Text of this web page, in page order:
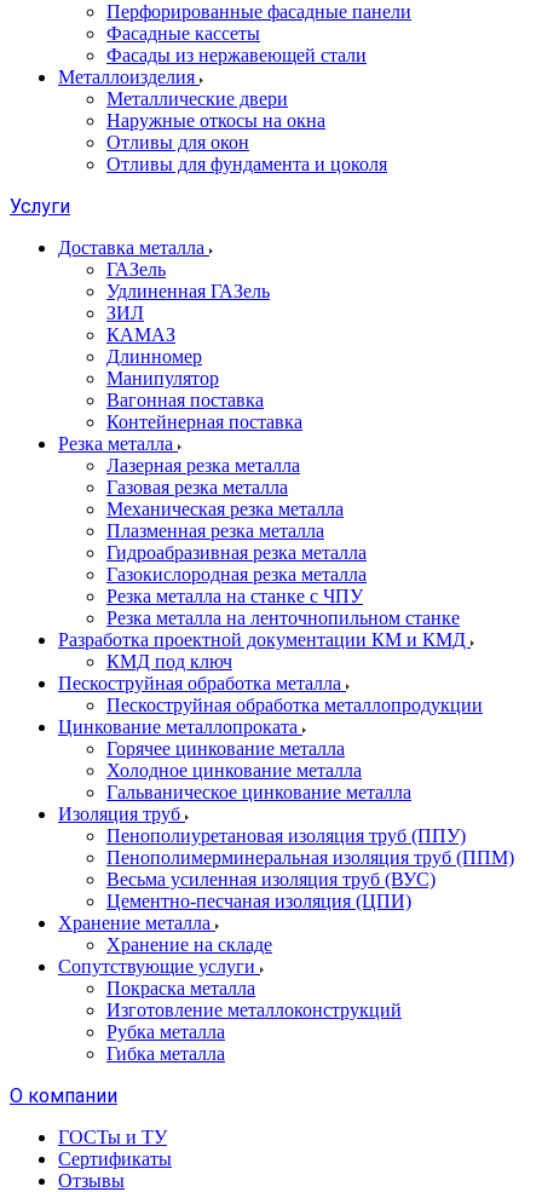
Перфорированные фасадные панели
Фасадные кассеты
Фасады из нержавеющей стали
Металлоизделия
Металлические двери
Наружные откосы на окна
Отливы для окон
Отливы для фундамента и цоколя
Услуги
Доставка металла
ГАЗель
Удлиненная ГАЗель
ЗИЛ
КАМАЗ
Длинномер
Манипулятор
Вагонная поставка
Контейнерная поставка
Резка металла
Лазерная резка металла
Газовая резка металла
Механическая резка металла
Плазменная резка металла
Гидроабразивная резка металла
Газокислородная резка металла
Резка металла на станке с ЧПУ
Резка металла на ленточнопильном станке
Разработка проектной документации КМ и КМД
КМД под ключ
Пескоструйная обработка металла
Пескоструйная обработка металлопродукции
Цинкование металлопроката
Горячее цинкование металла
Холодное цинкование металла
Гальваническое цинкование металла
Изоляция труб
Пенополиуретановая изоляция труб (ППУ)
Пенополимерминеральная изоляция труб (ППМ)
Весьма усиленная изоляция труб (ВУС)
Цементно-песчаная изоляция (ЦПИ)
Хранение металла
Хранение на складе
Сопутствующие услуги
Покраска металла
Изготовление металлоконструкций
Рубка металла
Гибка металла
О компании
ГОСТы и ТУ
Сертификаты
Отзывы